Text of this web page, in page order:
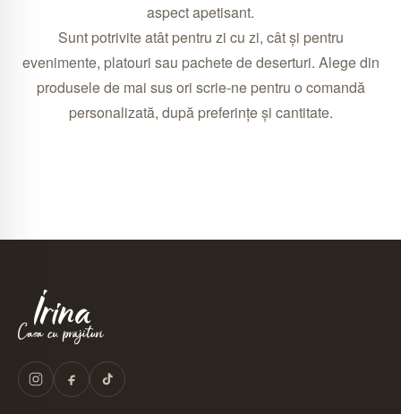
aspect apetisant.
Sunt potrivite atât pentru zi cu zi, cât și pentru
evenimente, platouri sau pachete de deserturi. Alege din
produsele de mai sus ori scrie-ne pentru o comandă
personalizată, după preferințe și cantitate.